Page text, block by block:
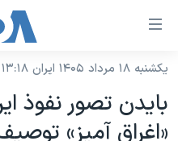
لینکهای
دسترسی
جهش
نسخه سبک وب‌سایت
یکشنبه ۱۸ مرداد ۱۴۰۵ ایران ۱۳:۱۸
بايدن تصور نفوذ
«اغراق آميز»